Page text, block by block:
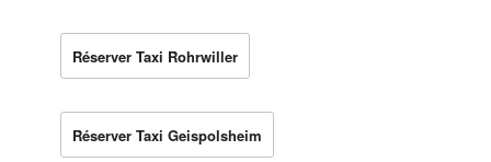
Réserver Taxi Rohrwiller
Réserver Taxi Geispolsheim